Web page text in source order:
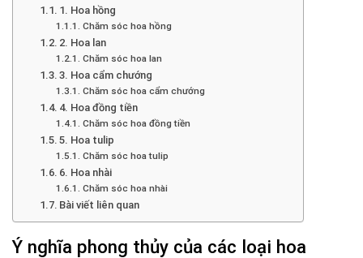
1. Hoa hồng
Chăm sóc hoa hồng
2. Hoa lan
Chăm sóc hoa lan
3. Hoa cẩm chướng
Chăm sóc hoa cẩm chướng
4. Hoa đồng tiền
Chăm sóc hoa đồng tiền
5. Hoa tulip
Chăm sóc hoa tulip
6. Hoa nhài
Chăm sóc hoa nhài
Bài viết liên quan
Ý nghĩa phong thủy của các loại hoa